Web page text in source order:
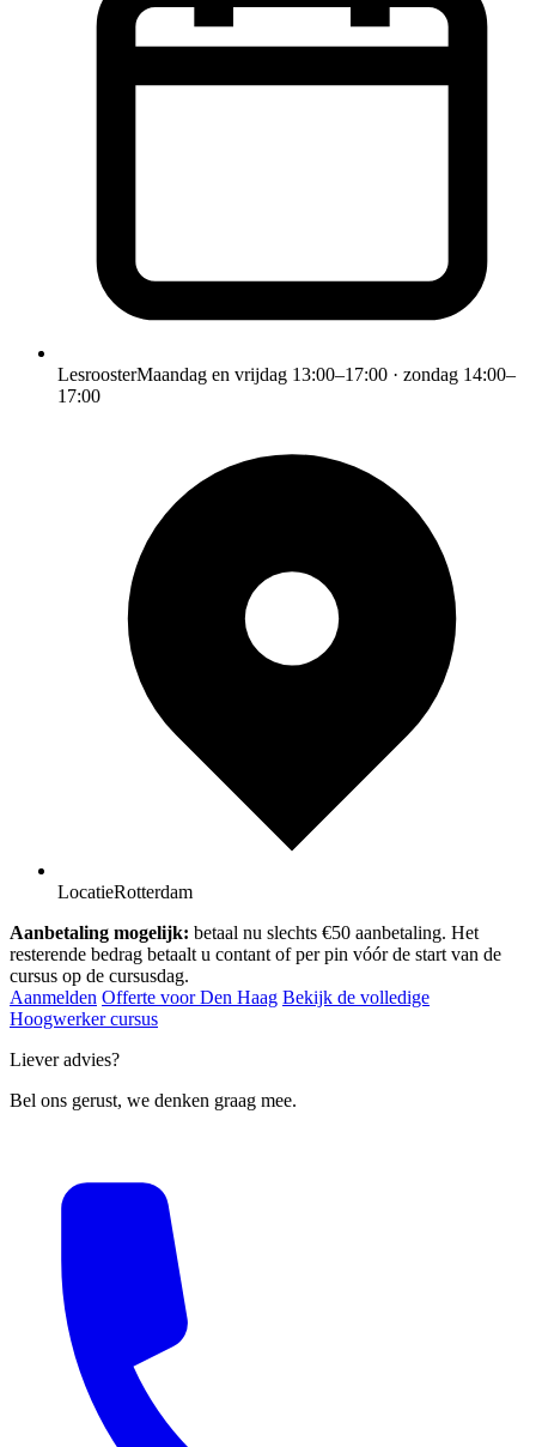
LesroosterMaandag en vrijdag 13:00–17:00 · zondag 14:00–
17:00
LocatieRotterdam
Aanbetaling mogelijk: betaal nu slechts €50 aanbetaling. Het
resterende bedrag betaalt u contant of per pin vóór de start van de
cursus op de cursusdag.
Aanmelden Offerte voor Den Haag Bekijk de volledige
Hoogwerker cursus
Liever advies?
Bel ons gerust, we denken graag mee.